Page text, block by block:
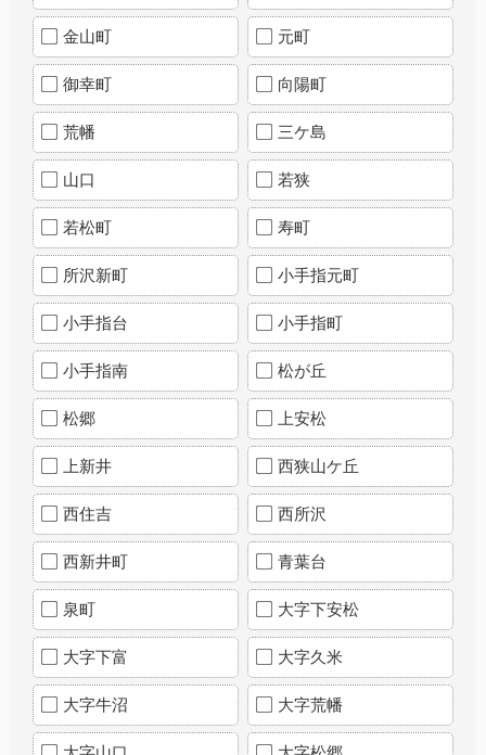
金山町 元町
御幸町 向陽町
荒幡 三ケ島
山口 若狭
若松町 寿町
所沢新町 小手指元町
小手指台 小手指町
小手指南 松が丘
松郷 上安松
上新井 西狭山ケ丘
西住吉 西所沢
西新井町 青葉台
泉町 大字下安松
大字下富 大字久米
大字牛沼 大字荒幡